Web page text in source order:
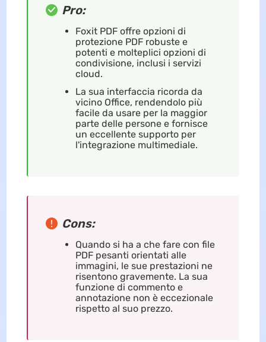
Pro:
Foxit PDF offre opzioni di
protezione PDF robuste e
potenti e molteplici opzioni di
condivisione, inclusi i servizi
cloud.
La sua interfaccia ricorda da
vicino Office, rendendolo più
facile da usare per la maggior
parte delle persone e fornisce
un eccellente supporto per
l'integrazione multimediale.
Cons:
Quando si ha a che fare con file
PDF pesanti orientati alle
immagini, le sue prestazioni ne
risentono gravemente. La sua
funzione di commento e
annotazione non è eccezionale
rispetto al suo prezzo.